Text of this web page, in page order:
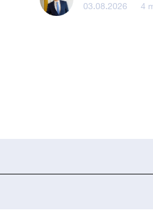
03.08.2026 4